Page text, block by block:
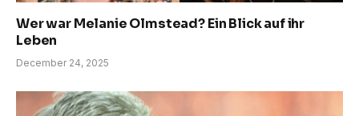
Wer war Melanie Olmstead? Ein Blick auf ihr
Leben
December 24, 2025